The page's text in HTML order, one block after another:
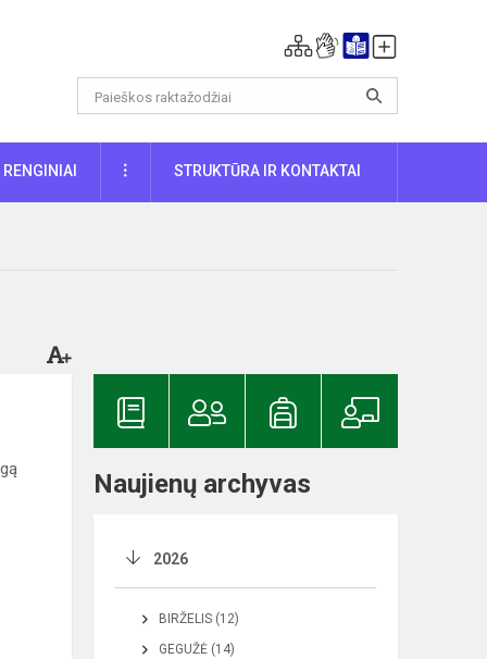
RENGINIAI DAUGIAUSTRUKTŪRA IR KONTAKTAI
Naujienų archyvas
2026
BIRŽELIS (12)
GEGUŽĖ (14)